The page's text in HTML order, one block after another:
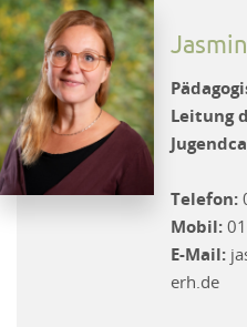
Leitung
Telefon:
Mobil:
E-Mail:
erh.de